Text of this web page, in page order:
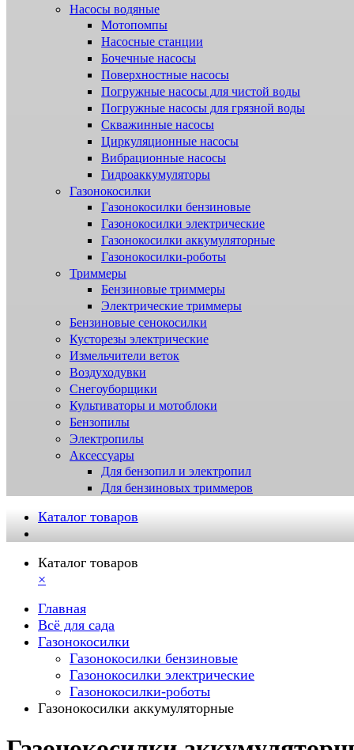
Насосы водяные
Мотопомпы
Насосные станции
Бочечные насосы
Поверхностные насосы
Погружные насосы для чистой воды
Погружные насосы для грязной воды
Скважинные насосы
Циркуляционные насосы
Вибрационные насосы
Гидроаккумуляторы
Газонокосилки
Газонокосилки бензиновые
Газонокосилки электрические
Газонокосилки аккумуляторные
Газонокосилки-роботы
Триммеры
Бензиновые триммеры
Электрические триммеры
Бензиновые сенокосилки
Кусторезы электрические
Измельчители веток
Воздуходувки
Снегоуборщики
Культиваторы и мотоблоки
Бензопилы
Электропилы
Аксессуары
Для бензопил и электропил
Для бензиновых триммеров
Каталог товаров
Каталог товаров
×
Главная
Всё для сада
Газонокосилки
Газонокосилки бензиновые
Газонокосилки электрические
Газонокосилки-роботы
Газонокосилки аккумуляторные